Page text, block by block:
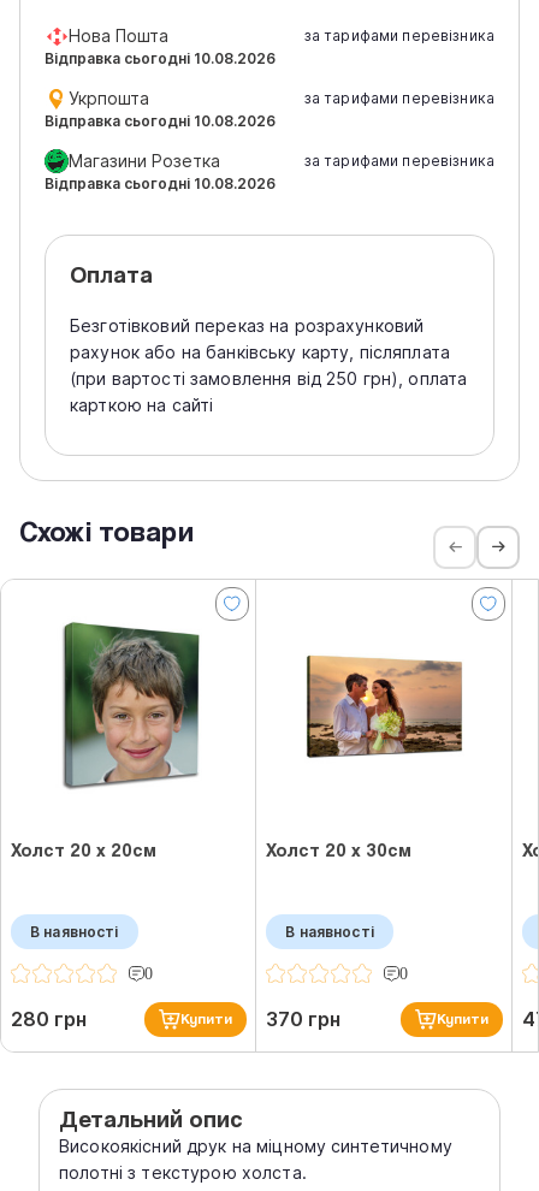
Нова Пошта
Відправка сьогодні 10.08.2026
за тарифами перевізника
Укрпошта
Відправка сьогодні 10.08.2026
за тарифами перевізника
Магазини Розетка
Відправка сьогодні 10.08.2026
за тарифами перевізника
Оплата
Безготівковий переказ на розрахунковий
рахунок або на банківську карту, післяплата
(при вартості замовлення від 250 грн), оплата
карткою на сайті
Схожі товари
Холст 20 х 20см
В наявності
0
280 грн Купити
Холст 20 х 30см
В наявності
0
370 грн Купити
Детальний опис
Високоякісний друк на міцному синтетичному
полотні з текстурою холста.